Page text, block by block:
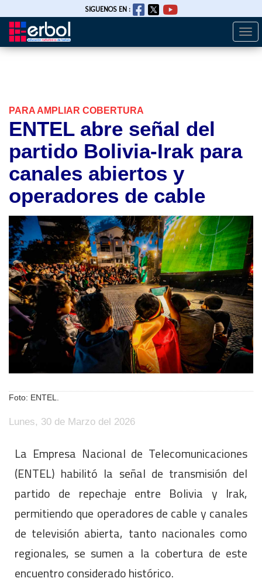
Pasar
SIGUENOS EN :
PARA AMPLIAR COBERTURA
ENTEL abre señal del
partido Bolivia-Irak para
canales abiertos y
operadores de cable
Foto: ENTEL.
Lunes, 30 de Marzo del 2026
La Empresa Nacional de Telecomunicaciones
(ENTEL) habilitó la señal de transmisión del
partido de repechaje entre Bolivia y Irak,
permitiendo que operadores de cable y canales
de televisión abierta, tanto nacionales como
regionales, se sumen a la cobertura de este
encuentro considerado histórico.